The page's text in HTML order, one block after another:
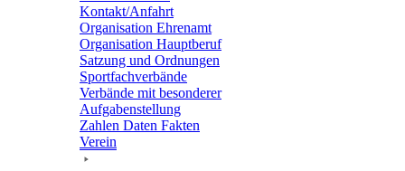
Kontakt/​​Anfahrt
Orga­ni­sa­tion Ehrenamt
Orga­ni­sa­tion Hauptberuf
Satzung und Ordnungen
Sport­fach­ver­bände
Verbände mit beson­de­rer
Aufgabenstellung
Zahlen Daten Fakten
Verein